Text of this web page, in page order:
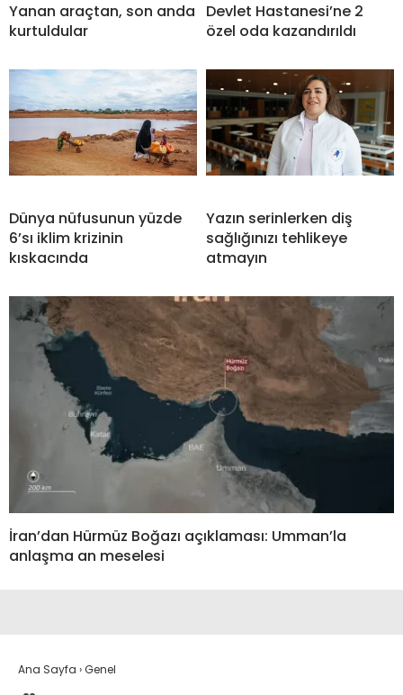
Yanan araçtan, son anda
kurtuldular
Devlet Hastanesi’ne 2
özel oda kazandırıldı
Dünya nüfusunun yüzde
6’sı iklim krizinin
kıskacında
Yazın serinlerken diş
sağlığınızı tehlikeye
atmayın
İran’dan Hürmüz Boğazı açıklaması: Umman’la
anlaşma an meselesi
Ana Sayfa ›Genel